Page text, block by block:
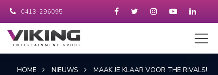
0413-296095
HOME NIEUWS MAAK JE KLAAR VOOR THE RIVALS!